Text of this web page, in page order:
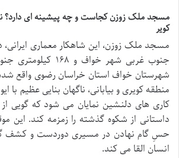
مسجد ملک زوزن کجاست و چه پیشینه ای دارد؟
کویر
جنوب غربی شهر خواف و
شهرستان خواف استان خراسان رضوی واقع
منطقه کویری و بیابانی، ناگهان بنایی عظیم با
کاری های دلنشین نمایان می شود که گویی
داستانی از شکوه گذشته را زمزمه کند. این
حسِ گام نهادن در مسیری دوردست و کشف
انسان القا می کند.